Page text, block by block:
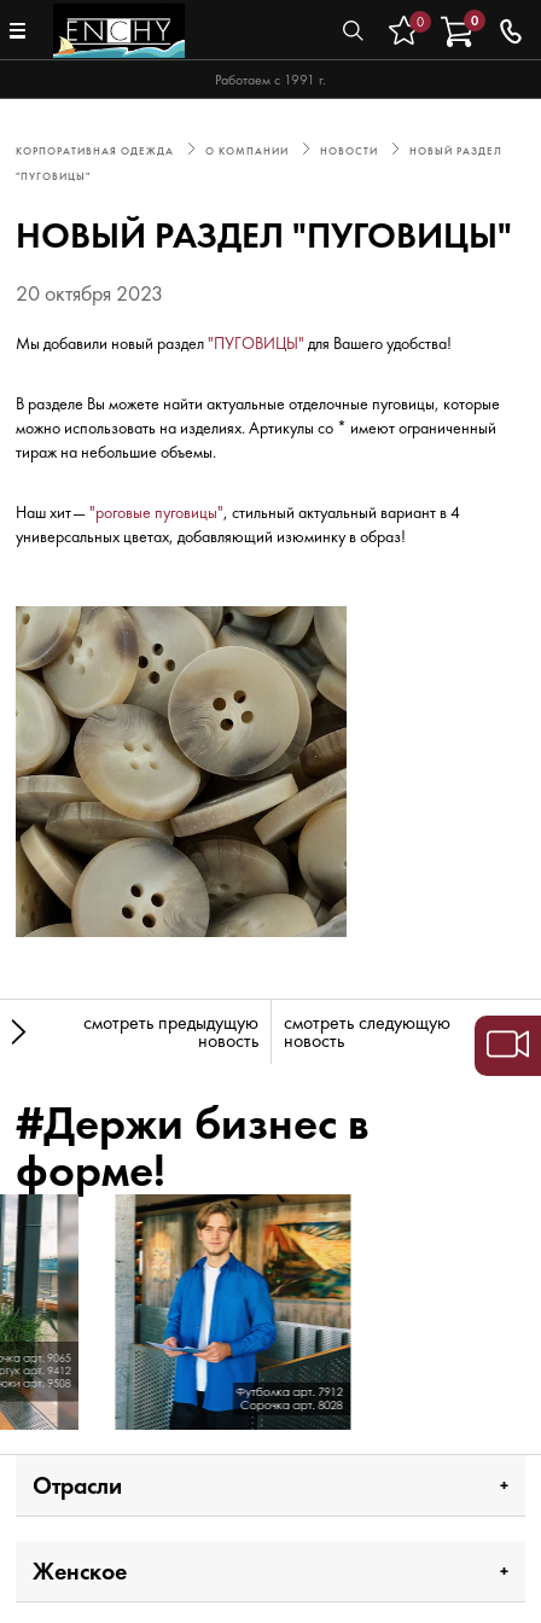
Работаем с 1991 г.
0 0
КОРПОРАТИВНАЯ ОДЕЖДА О КОМПАНИИ НОВОСТИ
НОВЫЙ РАЗДЕЛ
"ПУГОВИЦЫ"
НОВЫЙ РАЗДЕЛ "ПУГОВИЦЫ"
20 октября 2023
Мы добавили новый раздел"ПУГОВИЦЫ" для Вашего удобства!
В разделе Вы можете найти актуальные отделочные пуговицы, которые
можно использовать на изделиях. Артикулы со * имеют ограниченный
тираж на небольшие объемы.
Наш хит—"роговые пуговицы", стильный актуальный вариант в 4
универсальных цветах, добавляющий изюминку в образ!
смотреть предыдущую
новость
смотреть следующую
новость
#Держи бизнес в
форме!
Отрасли
Женское